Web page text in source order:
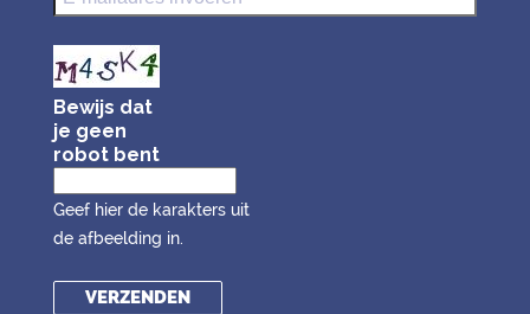
Bewijs dat
je geen
robot bent
Geef hier de karakters uit
de afbeelding in.